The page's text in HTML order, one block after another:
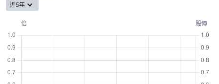
近5年